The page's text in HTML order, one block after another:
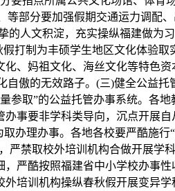
部分要加强假期交通运力调配
人文积淀，充实操纵福建做为
打制为丰硕学生地区文化体验
、妈祖文化、海丝文化等特色
傲的无效路子。(三)健全公益
参取”的公益托管办事系统。各
事要非学科类导向，沉点开展
办理办事。各地各校要严酷施
禁取校外培训机构合做开展
严酷按照福建省中小学校办事
培训机构操纵春秋假开展变异